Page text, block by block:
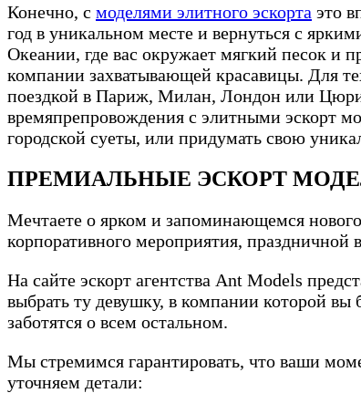
Конечно, с моделями элитного эскорта это
год в уникальном месте и вернуться с
Океании, где вас окружает мягкий песок и
компании захватывающей красавицы. Для
поездкой в Париж, Милан, Лондон или
времяпрепровождения с элитными эскорт
городской суеты, или придумать свою
ПРЕМИАЛЬНЫЕ ЭСКОРТ
Мечтаете о ярком и запоминающемся
корпоративного мероприятия,
На сайте эскорт агентства Ant Models
выбрать ту девушку, в компании которой
заботятся о всем остальном.
Мы стремимся гарантировать, что ваши
уточняем детали: